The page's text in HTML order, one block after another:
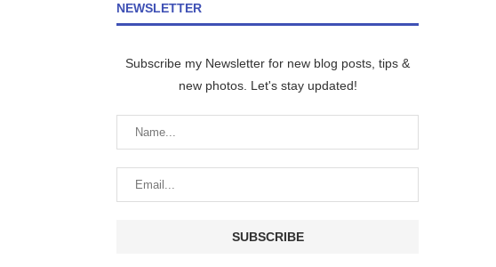
NEWSLETTER
Subscribe my Newsletter for new blog posts, tips &
new photos. Let's stay updated!